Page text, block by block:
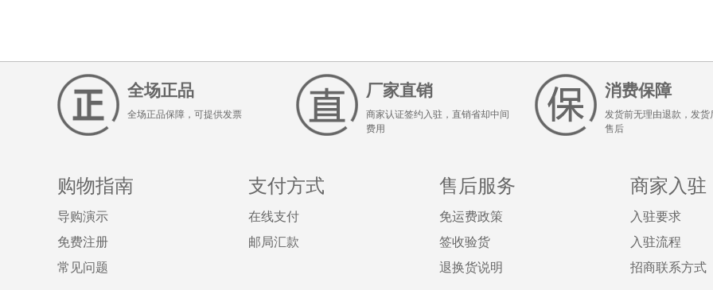
全场正品
全场正品保障，可提供发票
厂家直销
商家认证签约入驻，直销省却中间
费用
消费保障
发货前无理由退款，发货
售后
购物指南
导购演示
免费注册
常见问题
支付方式
在线支付
邮局汇款
售后服务
免运费政策
签收验货
退换货说明
商家入驻
入驻要求
入驻流程
招商联系方式